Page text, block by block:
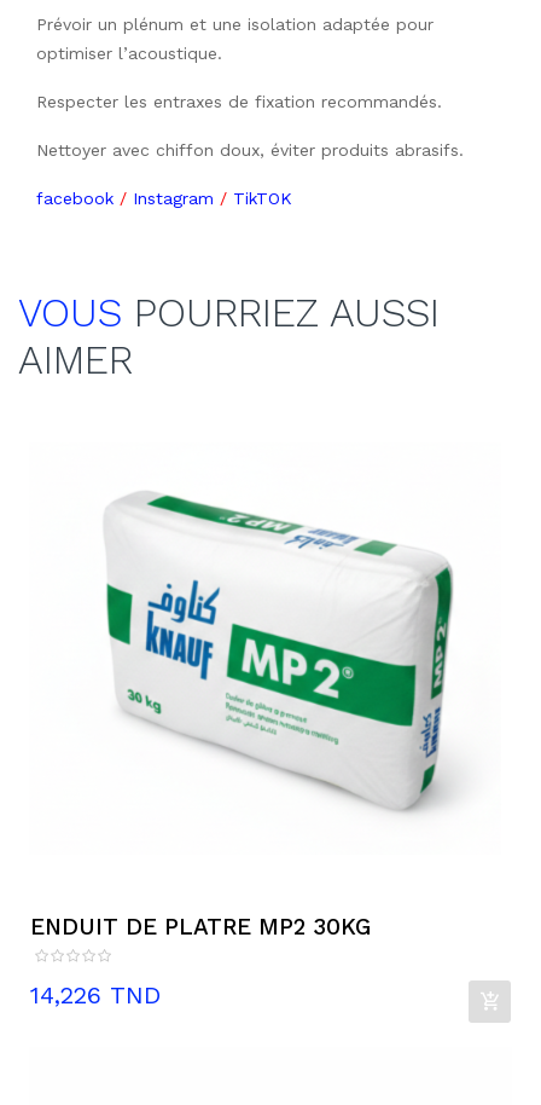
Prévoir un plénum et une isolation adaptée pour
optimiser l’acoustique.
Respecter les entraxes de fixation recommandés.
Nettoyer avec chiffon doux, éviter produits abrasifs.
facebook / Instagram / TikTOK
VOUS POURRIEZ AUSSI
AIMER
ENDUIT DE PLATRE MP2 30KG
Prix
14,226 TND